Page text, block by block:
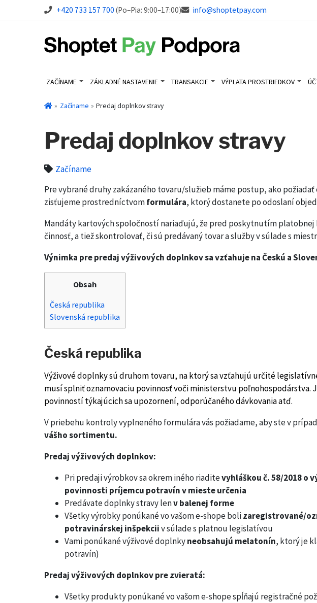
+420 733 157 700 (Po–Pia: 9:00–17:00) info@shoptetpay.com
ZAČÍNAME ZÁKLADNÉ NASTAVENIE TRANSAKCIE VÝPLATA PROSTRIEDKOV
Začíname Predaj doplnkov stravy
Predaj doplnkov stravy
Začíname
Pre vybrané druhy zakázaného tovaru/služieb máme postup, ako
zisťujeme prostredníctvomformulára, ktorý dostanete po odoslaní
Mandáty kartových spoločností nariaďujú, že pred poskytnutím
činnosť, a tiež skontrolovať, či sú predávaný tovar a služby v súlade s
Výnimka pre predaj výživových doplnkov sa vzťahuje na Českú a
Obsah
Česká republika
Slovenská republika
Česká republika
Výživové doplnky sú druhom tovaru, na ktorý sa vzťahujú určité
musí splniť oznamovaciu povinnosť voči ministerstvu
povinností týkajúcich sa upozornení, odporúčaného dávkovania atď.
V priebehu kontroly vyplneného formulára vás požiadame, aby ste v
vášho sortimentu.
Predaj výživových doplnkov:
Pri predaji výrobkov sa okrem iného riaditevyhláškou č. 58/2018 o
povinnosti príjemcu potravín v mieste určenia
Predávate doplnky stravy lenv balenej forme
Všetky výrobky ponúkané vo vašom e-shope bolizaregistrované/
potravinárskej inšpekciiv súlade s platnou legislatívou
Vami ponúkané výživové doplnkyneobsahujú melatonín, ktorý je
potravín)
Predaj výživových doplnkov pre zvieratá:
Všetky produkty ponúkané vo vašom e-shope spĺňajú registračné